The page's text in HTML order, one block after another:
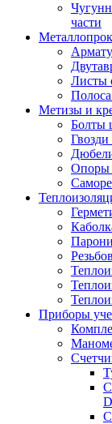
части
Листы
Полоса
Метизы и
Болты
Гвозди
Опоры
Приборы